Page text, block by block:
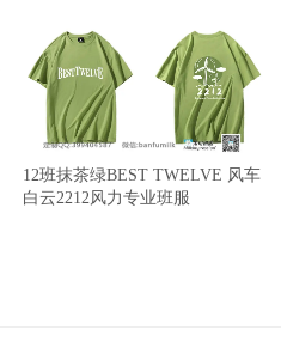
12班抹茶绿BEST TWELVE 风车
白云2212风力专业班服